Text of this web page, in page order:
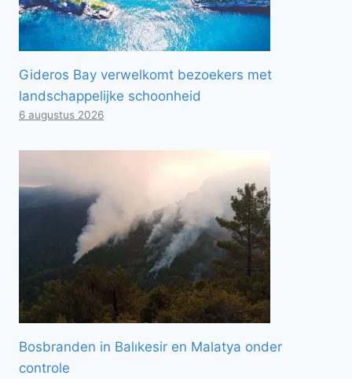
Gideros Bay verwelkomt bezoekers met
landschappelijke schoonheid
6 augustus 2026
Bosbranden in Balıkesir en Malatya onder
controle